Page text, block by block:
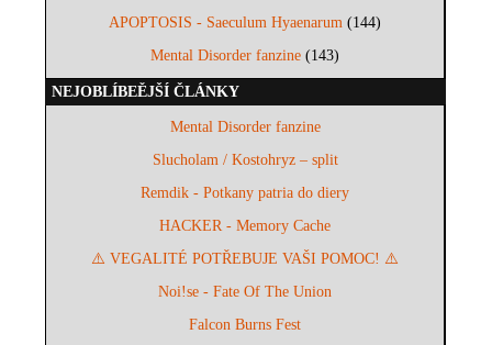
APOPTOSIS - Saeculum Hyaenarum (144)
Mental Disorder fanzine (143)
NEJOBLÍBEĚJŠÍ ČLÁNKY
Mental Disorder fanzine
Slucholam / Kostohryz – split
Remdik - Potkany patria do diery
HACKER - Memory Cache
⚠️ VEGALITÉ POTŘEBUJE VAŠI POMOC! ⚠️
Noi!se - Fate Of The Union
Falcon Burns Fest